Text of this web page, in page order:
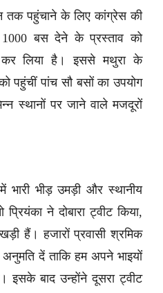
तक पहुंचाने के लिए कांग्रेस की
1000 बस देने के प्रस्ताव को
कर लिया है। इससे मथुरा के
पहुंचीं पांच सौ बसों का उपयोग
स्थानों पर जाने वाले मजदूरों
भारी भीड़ उमड़ी और स्थानीय
ने दोबारा ट्वीट किया,
हैं। हजारों प्रवासी श्रमिक
दें ताकि हम अपने भाइयों
बाद उन्होंने दूसरा ट्वीट